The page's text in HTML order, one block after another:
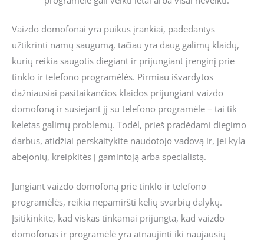
Vaizdo domofonai yra puikūs įrankiai, padedantys
užtikrinti namų saugumą, tačiau yra daug galimų klaidų,
kurių reikia saugotis diegiant ir prijungiant įrenginį prie
tinklo ir telefono programėlės. Pirmiau išvardytos
dažniausiai pasitaikančios klaidos prijungiant vaizdo
domofoną ir susiejant jį su telefono programėle – tai tik
keletas galimų problemų. Todėl, prieš pradėdami diegimo
darbus, atidžiai perskaitykite naudotojo vadovą ir, jei kyla
abejonių, kreipkitės į gamintoją arba specialistą.
Jungiant vaizdo domofoną prie tinklo ir telefono
programėlės, reikia nepamiršti kelių svarbių dalykų.
Įsitikinkite, kad viskas tinkamai prijungta, kad vaizdo
domofonas ir programėlė yra atnaujinti iki naujausių